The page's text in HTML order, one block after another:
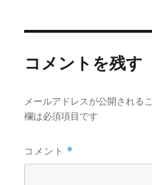
コメントを残す
メールアドレスが公開される
欄は必須項目です
コメント *